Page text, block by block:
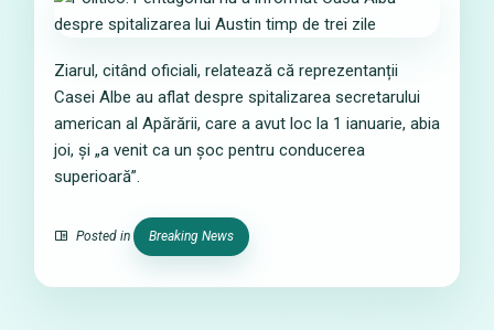
Ziarul, citând oficiali, relatează că reprezentanții
Casei Albe au aflat despre spitalizarea secretarului
american al Apărării, care a avut loc la 1 ianuarie, abia
joi, și „a venit ca un șoc pentru conducerea
superioară”.
Posted in Breaking News